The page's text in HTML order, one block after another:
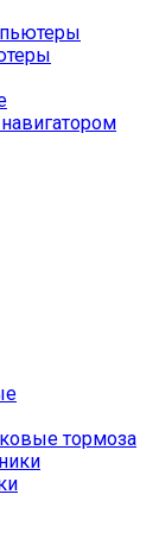
тормоза